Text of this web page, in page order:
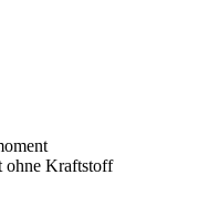
ohne Kraftstoff